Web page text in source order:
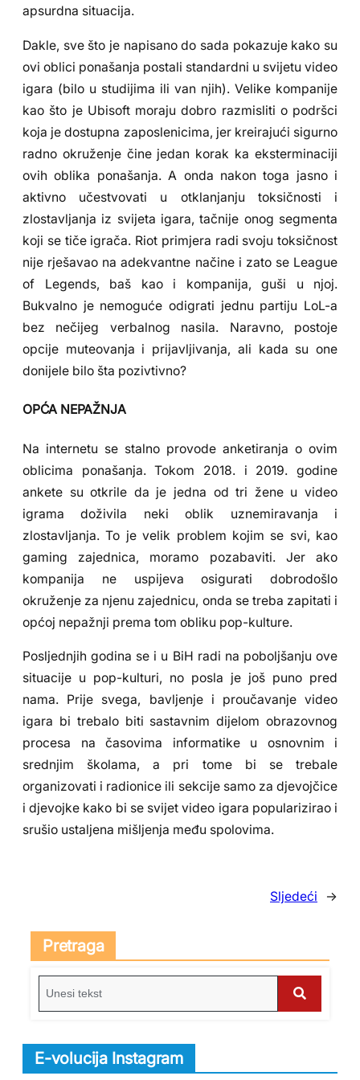
apsurdna situacija.
Dakle, sve što je napisano do sada pokazuje kako su
ovi oblici ponašanja postali standardni u svijetu video
igara (bilo u studijima ili van njih). Velike kompanije
kao što je Ubisoft moraju dobro razmisliti o podršci
koja je dostupna zaposlenicima, jer kreirajući sigurno
radno okruženje čine jedan korak ka eksterminaciji
ovih oblika ponašanja. A onda nakon toga jasno i
aktivno učestvovati u otklanjanju toksičnosti i
zlostavljanja iz svijeta igara, tačnije onog segmenta
koji se tiče igrača. Riot primjera radi svoju toksičnost
nije rješavao na adekvantne načine i zato se League
of Legends, baš kao i kompanija, guši u njoj.
Bukvalno je nemoguće odigrati jednu partiju LoL-a
bez nečijeg verbalnog nasila. Naravno, postoje
opcije muteovanja i prijavljivanja, ali kada su one
donijele bilo šta pozivtivno?
OPĆA NEPAŽNJA
Na internetu se stalno provode anketiranja o ovim
oblicima ponašanja. Tokom 2018. i 2019. godine
ankete su otkrile da je jedna od tri žene u video
igrama doživila neki oblik uznemiravanja i
zlostavljanja. To je velik problem kojim se svi, kao
gaming zajednica, moramo pozabaviti. Jer ako
kompanija ne uspijeva osigurati dobrodošlo
okruženje za njenu zajednicu, onda se treba zapitati i
općoj nepažnji prema tom obliku pop-kulture.
Posljednjih godina se i u BiH radi na poboljšanju ove
situacije u pop-kulturi, no posla je još puno pred
nama. Prije svega, bavljenje i proučavanje video
igara bi trebalo biti sastavnim dijelom obrazovnog
procesa na časovima informatike u osnovnim i
srednjim školama, a pri tome bi se trebale
organizovati i radionice ili sekcije samo za djevojčice
i djevojke kako bi se svijet video igara popularizirao i
srušio ustaljena mišljenja među spolovima.
Sljedeći →
Pretraga
r
c
a
E-volucija Instagram